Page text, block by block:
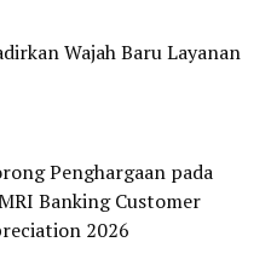
Wajah Baru Layanan
Penghargaan pada
Banking Customer
2026